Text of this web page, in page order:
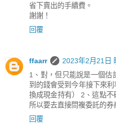
省下賣出的手續費。
謝謝！
回覆
ffaarr
2023年2月21日
1、對，但只能說是一個估
到的錢會受到今年接下來
換成現金持有） 2、這點不
所以要去直接問複委託的券
回覆